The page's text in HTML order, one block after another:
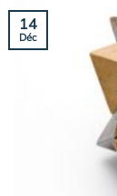
14
Déc